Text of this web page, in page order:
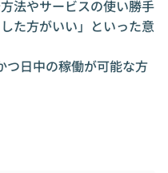
法やサービスの使い勝手
た方がいい」といった意
つ日中の稼働が可能な方